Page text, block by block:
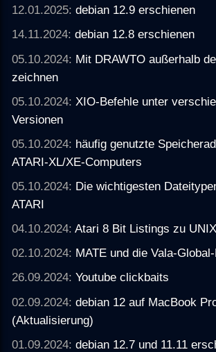
12.01.2025:debian 12.9 erschienen
14.11.2024:debian 12.8 erschienen
05.10.2024: Mit DRAWTO außerhalb
zeichnen
05.10.2024: XIO-Befehle unter
Versionen
05.10.2024: häufig genutzte
ATARI-XL/XE-Computers
05.10.2024: Die wichtigesten
ATARI
04.10.2024:Atari 8 Bit Listings zu
02.10.2024: MATE und die Vala-
26.09.2024:Youtube clickbaits
02.09.2024:debian 12 auf MacBook
(Aktualisierung)
01.09.2024:debian 12.7 und 11.11